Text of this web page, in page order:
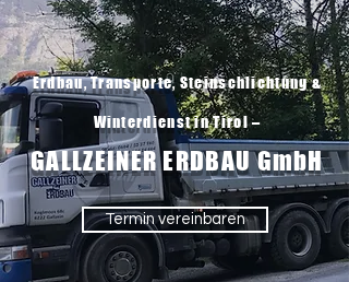
Erdbau, Transporte, Steinschlichtung &
Winterdienst in Tirol –
GALLZEINER ERDBAU GmbH
Termin vereinbaren